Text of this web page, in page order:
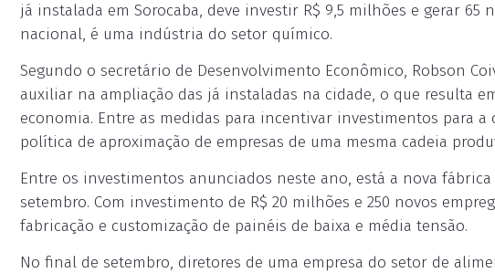
já instalada em Sorocaba, deve investir R$ 9,5 milhões e gerar 65
nacional, é uma indústria do setor químico.
Segundo o secretário de Desenvolvimento Econômico, Robson
auxiliar na ampliação das já instaladas na cidade, o que resulta
economia. Entre as medidas para incentivar investimentos para
política de aproximação de empresas de uma mesma cadeia
Entre os investimentos anunciados neste ano, está a nova
setembro. Com investimento de R$ 20 milhões e 250 novos
fabricação e customização de painéis de baixa e média tensão.
No final de setembro, diretores de uma empresa do setor de